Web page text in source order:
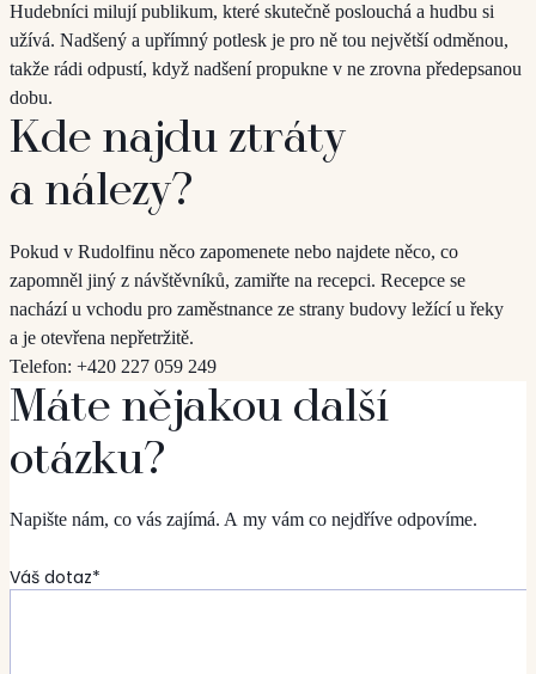
Hudebníci milují publikum, které skutečně poslouchá a hudbu si
užívá. Nadšený a upřímný potlesk je pro ně tou největší odměnou,
takže rádi odpustí, když nadšení propukne v ne zrovna předepsanou
dobu.
Kde najdu ztráty
a nálezy?
Pokud v Rudolfinu něco zapomenete nebo najdete něco, co
zapomněl jiný z návštěvníků, zamiřte na recepci. Recepce se
nachází u vchodu pro zaměstnance ze strany budovy ležící u řeky
a je otevřena nepřetržitě.
Telefon: +420 227 059 249
Máte nějakou další
otázku?
Napište nám, co vás zajímá. A my vám co nejdříve odpovíme.
Váš dotaz*